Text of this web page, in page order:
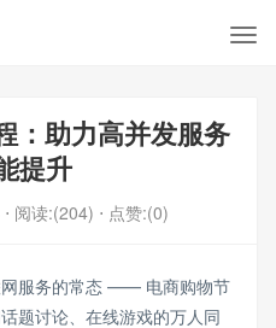
：助力高并发服务
提升
⋅ 阅读:(204) ⋅ 点赞:(0)
网服务的常态 —— 电商购物节
题讨论、在线游戏的万人同